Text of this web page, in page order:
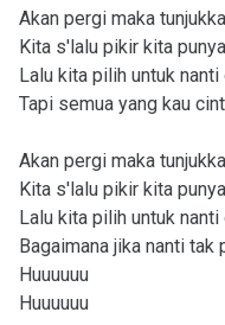
Akan pergi maka
Kita s'lalu pikir kita
Lalu kita pilih untuk nanti
Tapi semua yang kau
Akan pergi maka
Kita s'lalu pikir kita
Lalu kita pilih untuk nanti
Bagaimana jika nanti tak
Huuuuuu
Huuuuuu